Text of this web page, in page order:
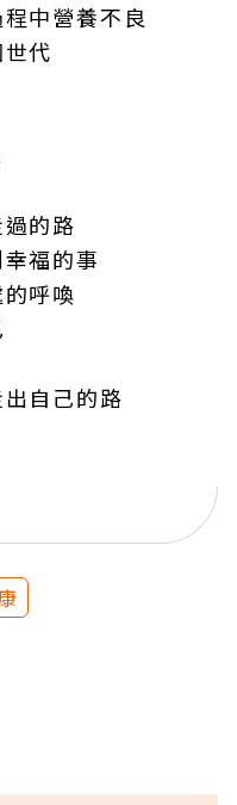
中營養不良
代
的路
福的事
呼喚
自己的路